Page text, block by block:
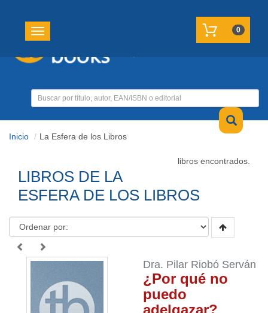
Toggle navigation 0
Inicio La Esfera de los Libros
libros encontrados.
LIBROS DE LA
ESFERA DE LOS LIBROS
Dra. Pilar Riobó Serván
¿Por qué no
puedo